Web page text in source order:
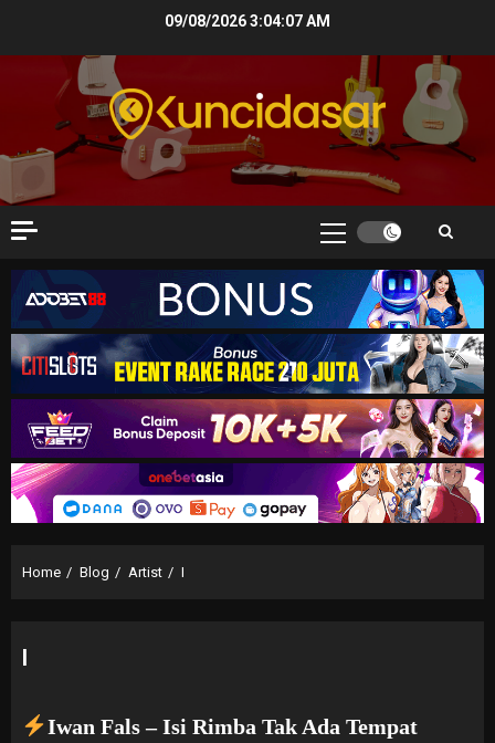
09/08/20263:04:07 AM
Primary
Home Blog Artist I
I
Iwan Fals – Isi Rimba Tak Ada Tempat